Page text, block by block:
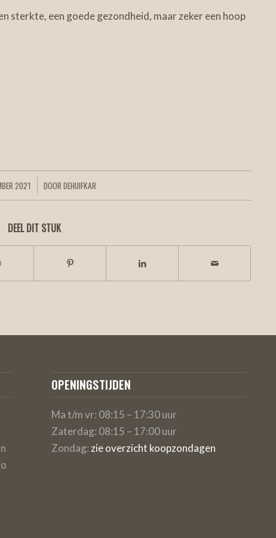
sterkte, een goede gezondheid, maar zeker een hoop
2021 DOORDEHUIFKAR
DEEL DIT STUK
OPENINGSTIJDEN
Ma t/m vr: 08:15 – 17:30 uur
Zaterdag: 08:15 – 17:00 uur
Zondag: zie overzicht koopzondagen